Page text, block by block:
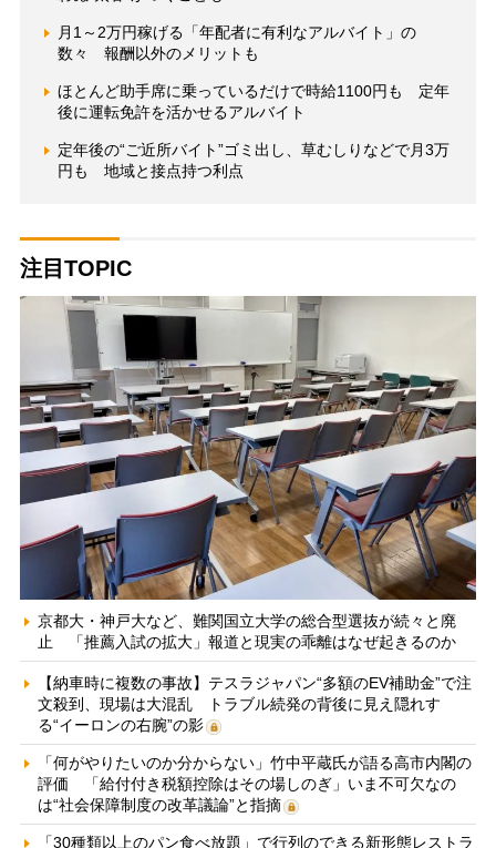
月1～2万円稼げる「年配者に有利なアルバイト」の
数々 報酬以外のメリットも
ほとんど助手席に乗っているだけで時給1100円も 定年
後に運転免許を活かせるアルバイト
定年後の“ご近所バイト”ゴミ出し、草むしりなどで月3万
円も 地域と接点持つ利点
注目TOPIC
京都大・神戸大など、難関国立大学の総合型選抜が続々と廃
止 「推薦入試の拡大」報道と現実の乖離はなぜ起きるのか
【納車時に複数の事故】テスラジャパン“多額のEV補助金”で注
文殺到、現場は大混乱 トラブル続発の背後に見え隠れす
る“イーロンの右腕”の影
「何がやりたいのか分からない」竹中平蔵氏が語る高市内閣の
評価 「給付付き税額控除はその場しのぎ」いま不可欠なの
は“社会保障制度の改革議論”と指摘
「30種類以上のパン食べ放題」で行列のできる新形態レストラ